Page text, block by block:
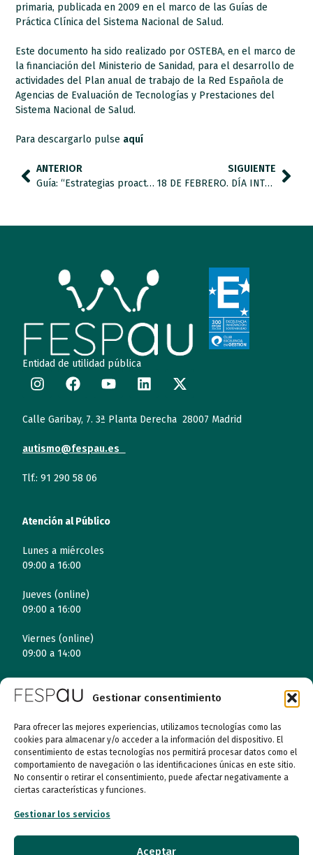
Gestionar consentimiento
Para ofrecer las mejores experiencias, utilizamos tecnologías como las
cookies para almacenar y/o acceder a la información del dispositivo. El
consentimiento de estas tecnologías nos permitirá procesar datos como el
comportamiento de navegación o las identificaciones únicas en este sitio.
No consentir o retirar el consentimiento, puede afectar negativamente a
ciertas características y funciones.
Gestionar los servicios
Aceptar
primaria, publicada en 2009 en el marco de las Guías de
Práctica Clínica del Sistema Nacional de Salud.
Este documento ha sido realizado por OSTEBA, en el marco de
la financiación del Ministerio de Sanidad, para el desarrollo de
actividades del Plan anual de trabajo de la Red Española de
Agencias de Evaluación de Tecnologías y Prestaciones del
Sistema Nacional de Salud.
Para descargarlo pulse aquí
ANTERIOR
Guía: “Estrategias proactivas de regulación emocional. Intervención desde la prevención para profesionales y familiares.”
SIGUIENTE
18 DE FEBRERO. DÍA INTERNACIONAL DEL SÍNDROME DE ASPERGER.
Entidad de utilidad pública
Calle Garibay, 7. 3ª Planta Derecha 28007 Madrid
autismo@fespau.es
Tlf.: 91 290 58 06
Atención al Público
Lunes a miércoles
09:00 a 16:00
Jueves (online)
09:00 a 16:00
Viernes (online)
09:00 a 14:00
Quiénes somos
Entidades
Autismo
Transparencia